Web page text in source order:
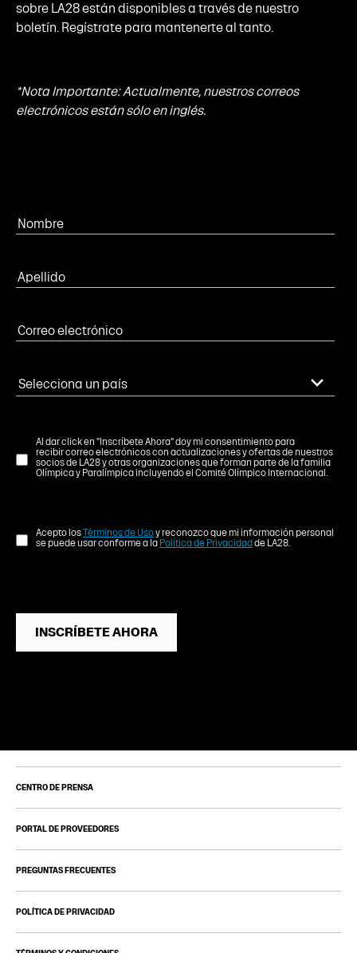
sobre LA28 están disponibles a través de nuestro
boletín. Regístrate para mantenerte al tanto.
*Nota Importante: Actualmente, nuestros correos
electrónicos están sólo en inglés.
Al dar click en "Inscríbete Ahora" doy mi consentimiento para
recibir correo electrónicos con actualizaciones y ofertas de nuestros
socios de LA28 y otras organizaciones que forman parte de la familia
Olímpica y Paralímpica incluyendo el Comité Olímpico Internacional.
Acepto losTérminos de Usoy reconozco que mi información personal
se puede usar conforme a la Política de Privacidadde LA28.
INSCRÍBETE AHORA
CENTRO DE PRENSA
PORTAL DE PROVEEDORES
PREGUNTAS FRECUENTES
POLÍTICA DE PRIVACIDAD